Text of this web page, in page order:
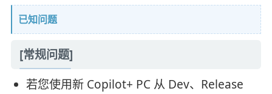
已知问题
[常规问题]
若您使用新 Copilot+ PC 从 Dev、Release